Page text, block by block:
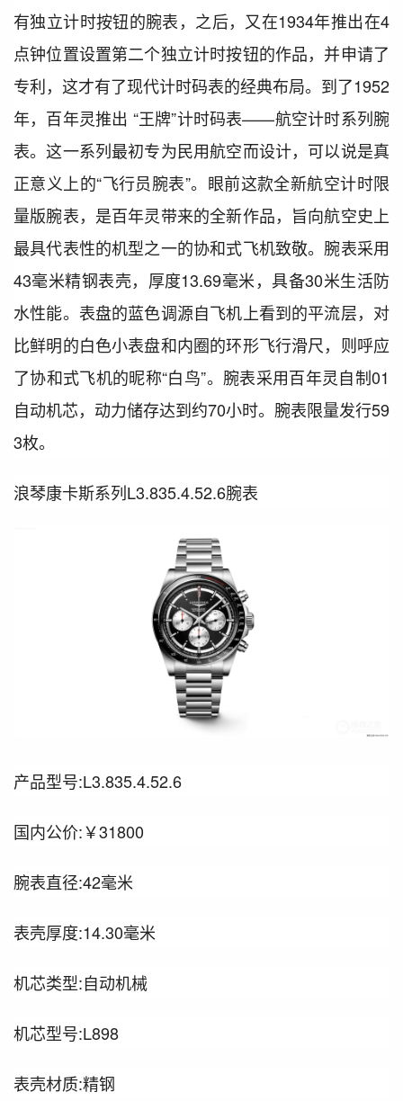
有独立计时按钮的腕表，之后，又在1934年推出在4
点钟位置设置第二个独立计时按钮的作品，并申请了
专利，这才有了现代计时码表的经典布局。到了1952
年，百年灵推出 “王牌”计时码表——航空计时系列腕
表。这一系列最初专为民用航空而设计，可以说是真
正意义上的“飞行员腕表”。眼前这款全新航空计时限
量版腕表，是百年灵带来的全新作品，旨向航空史上
最具代表性的机型之一的协和式飞机致敬。腕表采用
43毫米精钢表壳，厚度13.69毫米，具备30米生活防
水性能。表盘的蓝色调源自飞机上看到的平流层，对
比鲜明的白色小表盘和内圈的环形飞行滑尺，则呼应
了协和式飞机的昵称“白鸟”。腕表采用百年灵自制01
自动机芯，动力储存达到约70小时。腕表限量发行59
3枚。
浪琴康卡斯系列L3.835.4.52.6腕表
产品型号:L3.835.4.52.6
国内公价:￥31800
腕表直径:42毫米
表壳厚度:14.30毫米
机芯类型:自动机械
机芯型号:L898
表壳材质:精钢